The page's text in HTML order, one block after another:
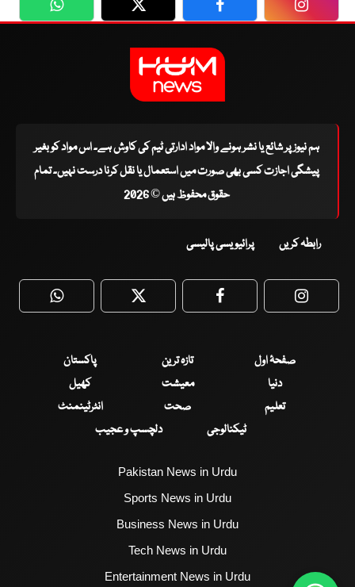
WhatsApp Twitter Facebook
ہم نیوز پر شائع یا نشر ہونے والا مواد ادارتی ٹیم کی کاوش ہے۔ اس مواد کو بغیر
پیشگی اجازت کسی بھی صورت میں استعمال یا نقل کرنا درست نہیں۔ تمام
حقوق محفوظ ہیں © 2026
رابطہ کریں پرائیویسی پالیسی
WhatsApp Twitter Facebook
صفحۂ اول تازہ ترین
پاکستان
دنیا
معیشت
کھیل
تعلیم
صحت
انٹرٹینمنٹ
ٹیکنالوجی
دلچسپ و عجیب
Pakistan News in Urdu
Sports News in Urdu
Business News in Urdu
Tech News in Urdu
Entertainment News in Urdu